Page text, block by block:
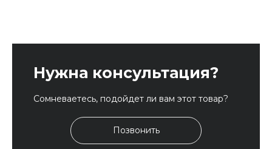
Нужна консультация?
Сомневаетесь, подойдет ли вам этот товар?
Позвонить